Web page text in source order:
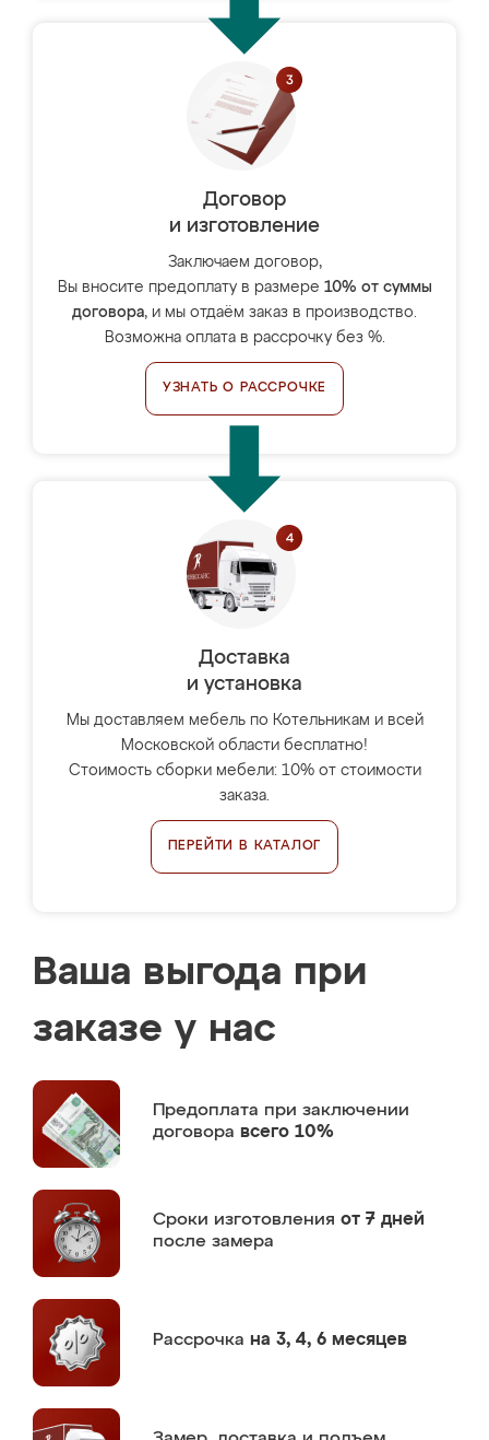
Договор
и изготовление
Заключаем договор,
Вы вносите предоплату в размере 10% от суммы
договора, и мы отдаём заказ в производство.
Возможна оплата в рассрочку без %.
УЗНАТЬ О РАССРОЧКЕ
Доставка
и установка
Мы доставляем мебель по Котельникам и всей
Московской области бесплатно!
Стоимость сборки мебели: 10% от стоимости
заказа.
ПЕРЕЙТИ В КАТАЛОГ
Ваша выгода при
заказе у нас
Предоплата при заключении
договора всего 10%
Сроки изготовления от 7 дней
после замера
Рассрочка на 3, 4, 6 месяцев